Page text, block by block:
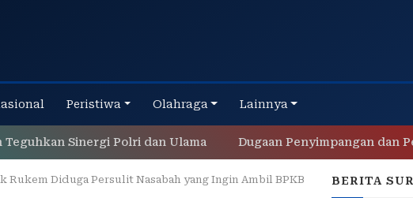
Peristiwa Olahraga Lainnya
Sinergi Polri dan Ulama Dugaan Penyimpangan dan
Rukem Diduga Persulit Nasabah yang Ingin Ambil BPKB BERITA